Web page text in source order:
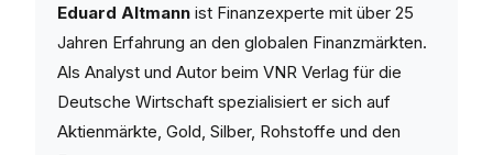
Eduard Altmann ist Finanzexperte mit über 25
Jahren Erfahrung an den globalen Finanzmärkten.
Als Analyst und Autor beim VNR Verlag für die
Deutsche Wirtschaft spezialisiert er sich auf
Aktienmärkte, Gold, Silber, Rohstoffe und den